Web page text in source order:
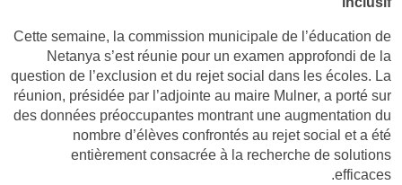
Cette semaine, la commission municipale de l’éducation de
Netanya s’est réunie pour un examen approfondi de la
question de l’exclusion et du rejet social dans les écoles. La
réunion, présidée par l’adjointe au maire Mulner, a porté sur
des données préoccupantes montrant une augmentation du
nombre d’élèves confrontés au rejet social et a été
entièrement consacrée à la recherche de solutions
efficaces.